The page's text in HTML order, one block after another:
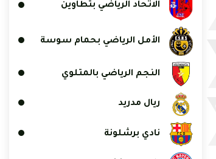
الاتحاد الرياضي بتطاوين
الأمل الرياضي بحمام سوسة
النجم الرياضي بالمتلوي
ريال مدريد
نادي برشلونة